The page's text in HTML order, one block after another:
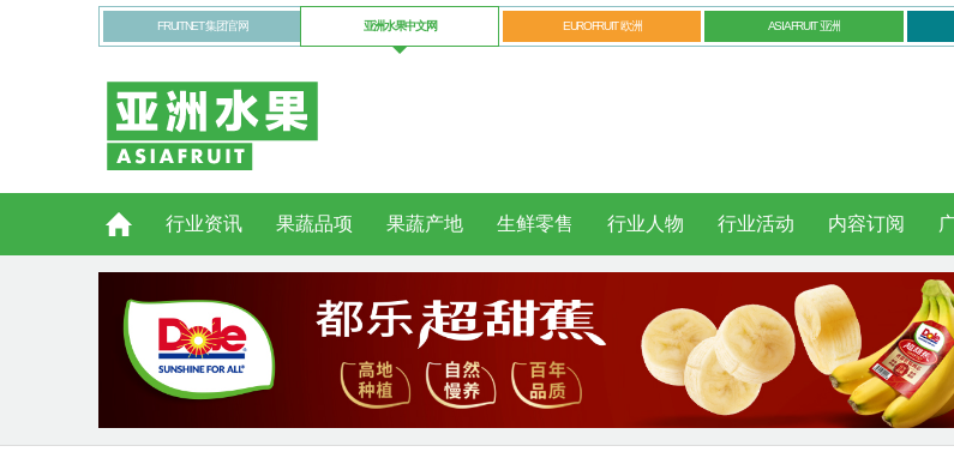
FRUITNET 集团官网 亚洲水果中文网 EUROFRUIT 欧洲 ASIAFRUIT 亚洲
行业资讯 果蔬品项 果蔬产地 生鲜零售 行业人物 行业活动 内容订阅